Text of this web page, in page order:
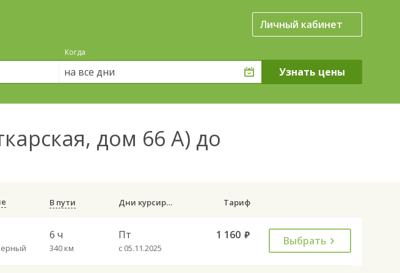
Личный кабинет
Когда
на все дни
дом 66 А) до
В пути Дни курсирования Тариф
6 ч
340 км
Пт
с 05.11.2025
1 160 руб. Выбрать